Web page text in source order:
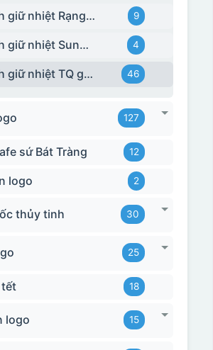
Bình giữ nhiệt Rạng Đông 9
Bình giữ nhiệt Sunhouse 4
Bình giữ nhiệt TQ giá rẻ 46
127
sứ Bát Tràng 12
logo 2
thủy tinh 30
25
tết 18
logo 15